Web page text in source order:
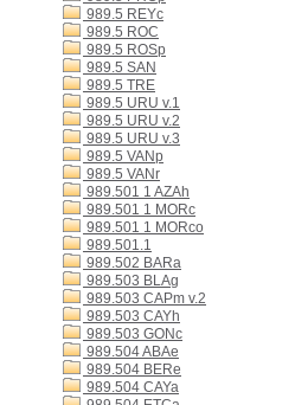
989.5 REYc
989.5 ROC
989.5 ROSp
989.5 SAN
989.5 TRE
989.5 URU v.1
989.5 URU v.2
989.5 URU v.3
989.5 VANp
989.5 VANr
989.501 1 AZAh
989.501 1 MORc
989.501 1 MORco
989.501.1
989.502 BARa
989.503 BLAg
989.503 CAPm v.2
989.503 CAYh
989.503 GONc
989.504 ABAe
989.504 BERe
989.504 CAYa